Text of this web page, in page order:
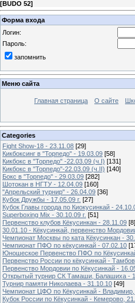
[BUDO 52]
Форма входа
Логин:
Пароль:
запомнить
Меню сайта
Главная страница О сайте
Categories
Fight Show-18 - 23.11.08 [29]
Кикбоксинг в "Торпедо" - 19.03.09 [58]
Кикбокс в "Торпедо" -22.03.09 (ч.I) [131]
Кикбокс в "Торпедо"-22.03.09 (ч.II) [140]
Бокс в "Торпедо" - 29.03.09 [282]
Шотокан в НГТУ - 12.04.09 [160]
"Апрельский турнир" - 26.04.09 [36]
Кубок Дружбы - 17.05.09 г. [27]
Кубок Главы города по Киокусинкай -
Superboxing Mix - 30.10.09 г. [51]
Первенство клубов Кёкусинкан - 28.11.09 [8]
30.01.10 - Кёкусинкай, первенство
Чемпионат Москвы по ката Кёкусинкан -
Чемпионат ПФО по кёкусинкай - 07.02.10
Юношеское Первенство ПФО по
Первенство России по кёкусинкай -
Первенство Мордовии по Кёкусинкай -
Открытый турнир СК Тамаши, Балашиха -
Турнир памяти Николаева - 31.10.10 [49]
Чемпионат ЦФО по Кёкусинкай - Владимир,
Кубок России по Кёкусинкай - Кемерово,